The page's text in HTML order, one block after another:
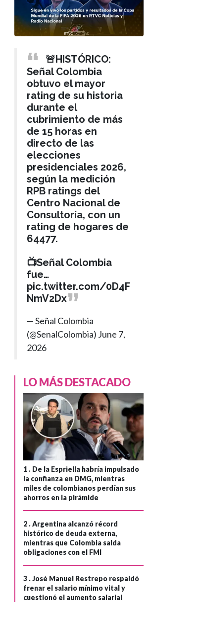
🚨HISTÓRICO:
Señal Colombia
obtuvo el mayor
rating de su historia
durante el
cubrimiento de más
de 15 horas en
directo de las
elecciones
presidenciales 2026,
según la medición
RPB ratings del
Centro Nacional de
Consultoría, con un
rating de hogares de
64477.
📺Señal Colombia
fue…
pic.twitter.com/0D4F
NmV2Dx
— Señal Colombia
(@SenalColombia) June 7,
2026
LO MÁS DESTACADO
1 . De la Espriella habría impulsado
la confianza en DMG, mientras
miles de colombianos perdían sus
ahorros en la pirámide
2 .Argentina alcanzó récord
histórico de deuda externa,
mientras que Colombia salda
obligaciones con el FMI
3 .José Manuel Restrepo respaldó
frenar el salario mínimo vital y
cuestionó el aumento salarial